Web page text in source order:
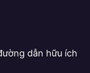
dẫn hữu ích